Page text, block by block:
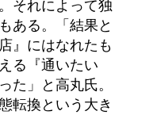
それによって独
ある。「結果と
』にはなれたも
る『通いたい
た」と高丸氏。
転換という大き